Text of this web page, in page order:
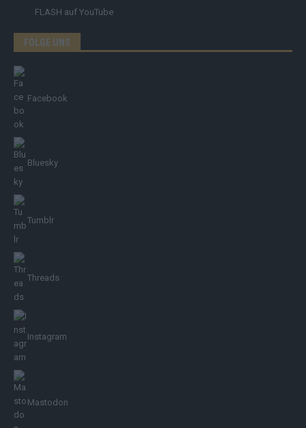
FLASH auf YouTube
FOLGE UNS
Facebook
Bluesky
Tumblr
Threads
Instagram
Mastodon